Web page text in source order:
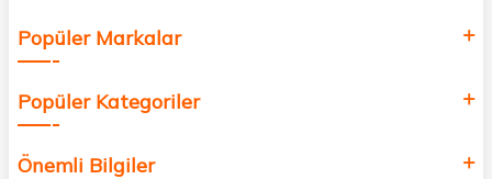
Popüler Markalar
Popüler Kategoriler
Önemli Bilgiler